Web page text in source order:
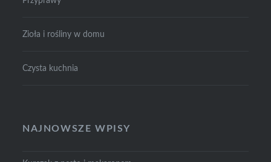
Zioła i rośliny w domu
Czysta kuchnia
NAJNOWSZE WPISY